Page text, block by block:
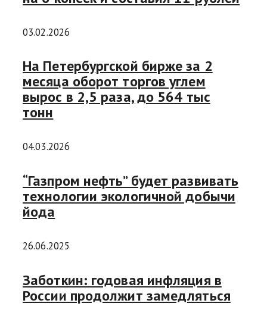
03.02.2026
На Петербургской бирже за 2
месяца оборот торгов углем
вырос в 2,5 раза, до 564 тыс
тонн
04.03.2026
“Газпром нефть” будет развивать
технологии экологичной добычи
йода
26.06.2025
Заботкин: годовая инфляция в
России продолжит замедляться